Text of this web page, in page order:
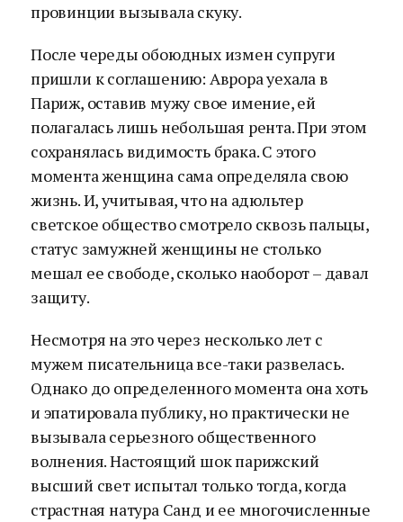
провинции вызывала скуку.
После череды обоюдных измен супруги
пришли к соглашению: Аврора уехала в
Париж, оставив мужу свое имение, ей
полагалась лишь небольшая рента. При этом
сохранялась видимость брака. С этого
момента женщина сама определяла свою
жизнь. И, учитывая, что на адюльтер
светское общество смотрело сквозь пальцы,
статус замужней женщины не столько
мешал ее свободе, сколько наоборот – давал
защиту.
Несмотря на это через несколько лет с
мужем писательница все-таки развелась.
Однако до определенного момента она хоть
и эпатировала публику, но практически не
вызывала серьезного общественного
волнения. Настоящий шок парижский
высший свет испытал только тогда, когда
страстная натура Санд и ее многочисленные